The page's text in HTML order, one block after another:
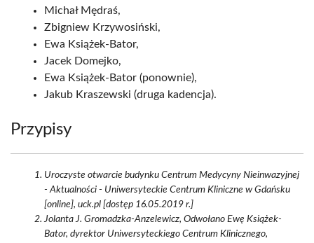
Michał Mędraś,
Zbigniew Krzywosiński,
Ewa Książek-Bator,
Jacek Domejko,
Ewa Książek-Bator (ponownie),
Jakub Kraszewski (druga kadencja).
Przypisy
Uroczyste otwarcie budynku Centrum Medycyny Nieinwazyjnej
- Aktualności - Uniwersyteckie Centrum Kliniczne w Gdańsku
[online], uck.pl [dostęp 16.05.2019 r.]
Jolanta J. Gromadzka-Anzelewicz, Odwołano Ewę Książek-
Bator, dyrektor Uniwersyteckiego Centrum Klinicznego,